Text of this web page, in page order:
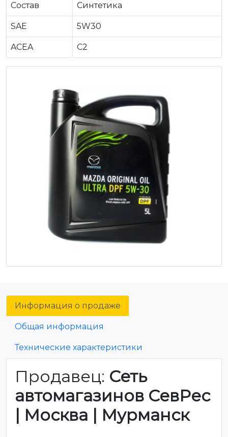
Состав Синтетика
SAE 5W30
ACEA C2
Информация о продаже
Общая информация
Технические характеристики
Продавец: Сеть
автомагазинов СевРес
| Москва | Мурманск